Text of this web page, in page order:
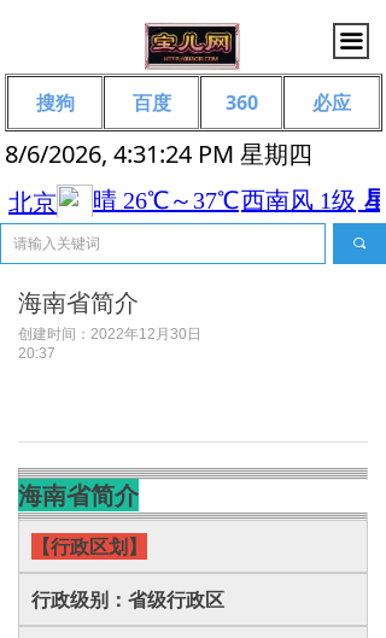
끀
8/6/2026, 4:31:24 PM 星期四
끠
搜狗 百度 360 必应
海南省简介
创建时间： 2022年12月30日
20:37
海南省简介
【行政区划】
行政级别：省级行政区